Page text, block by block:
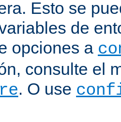
Esto se
de
opciones a
consulte el
. O use